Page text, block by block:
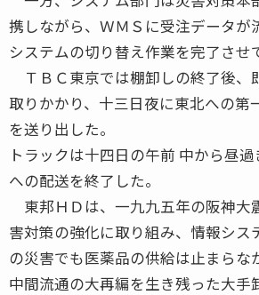
携しながら、ＷＭＳに受注データが
システムの切り替え作業を完了させ
ＴＢＣ東京では棚卸しの終了後、
取りかかり、十三日夜に東北への第
を送り出した。
トラックは十四日の午前 中から昼
への配送を終了した。
東邦ＨＤは、一九九五年の阪神大
害対策の強化に取り組み、情報シ
の災害でも医薬品の供給は止まらな
中間流通の大再編を生き残った大手